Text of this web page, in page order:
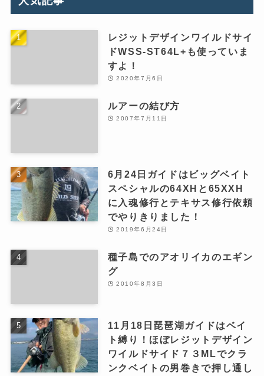
レジットデザインワイルドサイ
ドWSS-ST64L+も使っていま
すよ！
2020年7月6日
ルアーの結び方
2007年7月11日
6月24日ガイドはビッグベイト
スペシャルの64XHと65XXH
に入魂修行とテキサス修行依頼
でやりきりました！
2019年6月24日
種子島でのアオリイカのエギン
グ
2010年8月3日
11月18日琵琶湖ガイドはベイ
ト縛り！ほぼレジットデザイン
ワイルドサイド７３MLでクラ
ンクベイトの男巻きで押し通し